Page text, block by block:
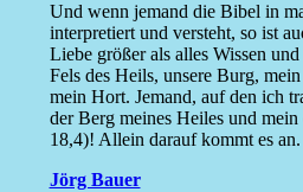
Und wenn jemand die Bibel in
interpretiert und versteht, so ist
Liebe größer als alles Wissen und
Fels des Heils, unsere Burg,
mein Hort. Jemand, auf den ich
der Berg meines Heiles und
18,4)! Allein darauf kommt es an.
Jörg Bauer